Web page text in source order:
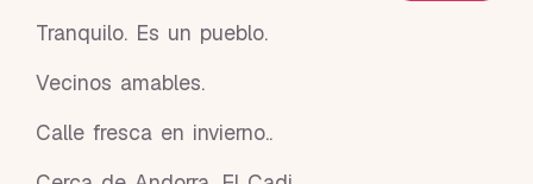
Tranquilo. Es un pueblo.
Vecinos amables.
Calle fresca en invierno..